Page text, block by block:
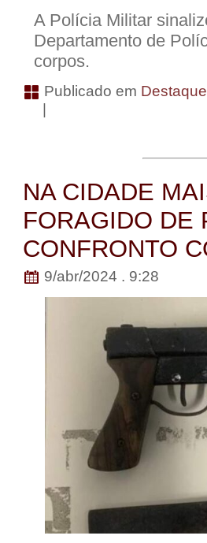
A Polícia Militar
Departamento de
corpos.
Publicado em
NA CIDADE
FORAGIDO DE
CONFRONTO
9/abr/2024 . 9:28